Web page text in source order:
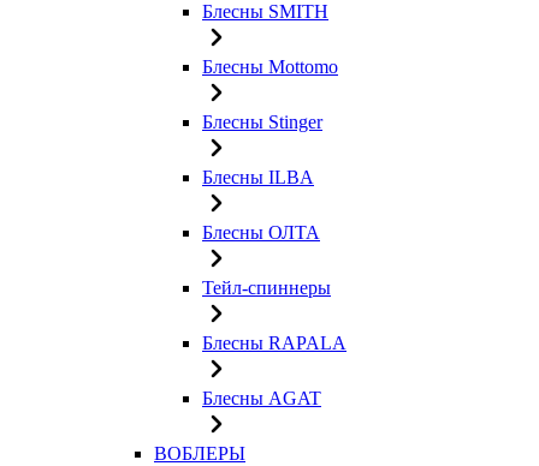
Блесны SMITH
Блесны Mottomo
Блесны Stinger
Блесны ILBA
Блесны ОЛТА
Тейл-спиннеры
Блесны RAPALA
Блесны AGAT
ВОБЛЕРЫ